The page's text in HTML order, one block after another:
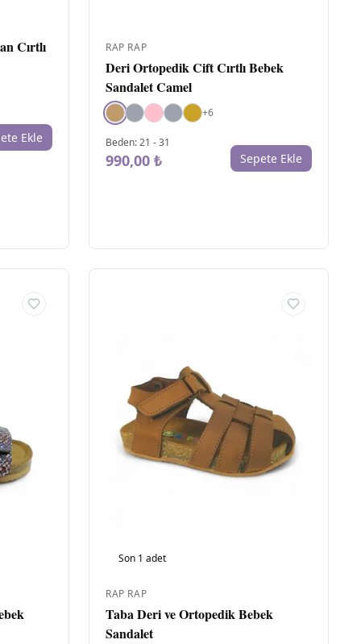
Cırtlı
Ekle
RAP RAP
Deri Ortopedik Cift Cırtlı Bebek
Sandalet Camel
+6
Beden:21 -31
990,00 ₺ Sepete Ekle
Son 1 adet
RAP RAP
Taba Deri ve Ortopedik Bebek
Sandalet